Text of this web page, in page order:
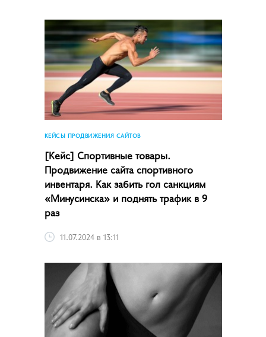
КЕЙСЫ ПРОДВИЖЕНИЯ САЙТОВ
[Кейс] Спортивные товары.
Продвижение сайта спортивного
инвентаря. Как забить гол санкциям
«Минусинска» и поднять трафик в 9
раз
11.07.2024 в 13:11